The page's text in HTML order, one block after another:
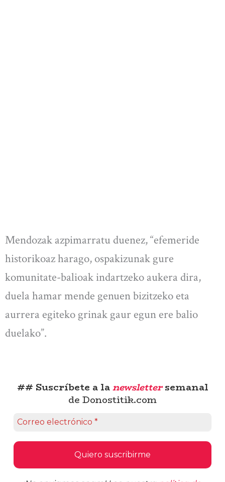
Mendozak azpimarratu duenez, “efemeride
historikoaz harago, ospakizunak gure
komunitate-balioak indartzeko aukera dira,
duela hamar mende genuen bizitzeko eta
aurrera egiteko grinak gaur egun ere balio
duelako”.
## Suscríbete a lanewslettersemanal
de Donostitik.com